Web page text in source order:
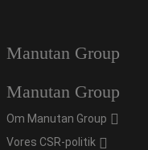
Manutan Group
Manutan Group
Om Manutan Group
Vores CSR-politik